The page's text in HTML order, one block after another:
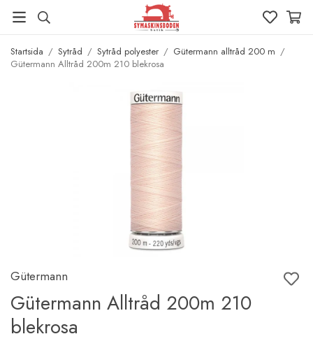
Startsida / Sytråd / Sytråd polyester / Gütermann alltråd 200 m /
Gütermann Alltråd 200m 210 blekrosa
Gütermann
Gütermann Alltråd 200m 210
blekrosa